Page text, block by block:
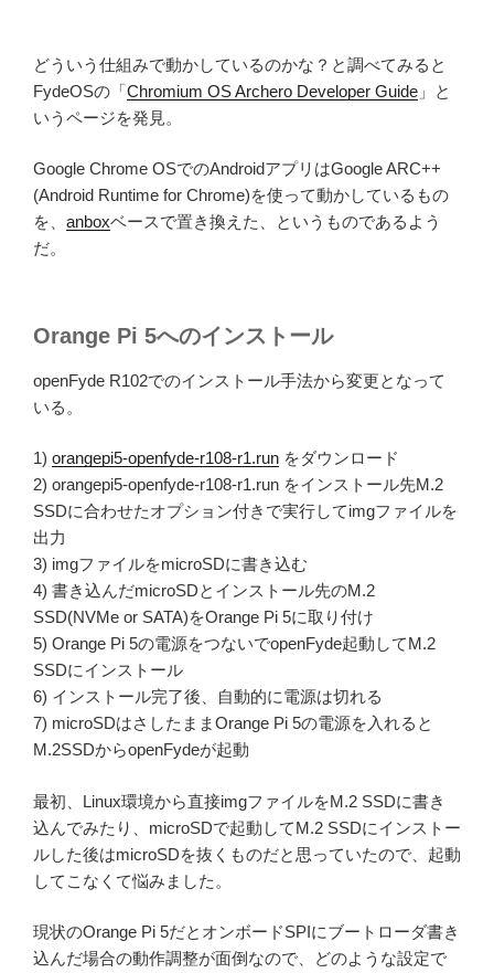
どういう仕組みで動かしているのかな？と調べてみると
FydeOSの「Chromium OS Archero Developer Guide 」と
いうページを発見。
Google Chrome OSでのAndroidアプリはGoogle ARC++
(Android Runtime for Chrome)を使って動かしているもの
を、 anboxベースで置き換えた、というものであるよう
だ。
Orange Pi 5へのインストール
openFyde R102でのインストール手法から変更となって
いる。
1) orangepi5-openfyde-r108-r1.run をダウンロード
2) orangepi5-openfyde-r108-r1.run をインストール先M.2
SSDに合わせたオプション付きで実行してimgファイルを
出力
3) imgファイルをmicroSDに書き込む
4) 書き込んだmicroSDとインストール先のM.2
SSD(NVMe or SATA)をOrange Pi 5に取り付け
5) Orange Pi 5の電源をつないでopenFyde起動してM.2
SSDにインストール
6) インストール完了後、自動的に電源は切れる
7) microSDはさしたままOrange Pi 5の電源を入れると
M.2SSDからopenFydeが起動
最初、Linux環境から直接imgファイルをM.2 SSDに書き
込んでみたり、microSDで起動してM.2 SSDにインストー
ルした後はmicroSDを抜くものだと思っていたので、起動
してこなくて悩みました。
現状のOrange Pi 5だとオンボードSPIにブートローダ書き
込んだ場合の動作調整が面倒なので、どのような設定で